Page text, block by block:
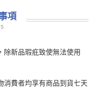
項
，除新品瑕疪致使無法使用
費者均享有商品到貨七天